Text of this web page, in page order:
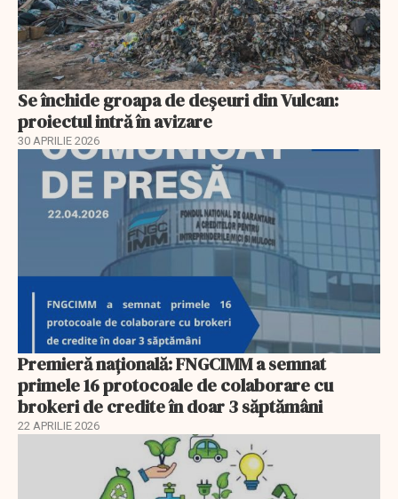
Se închide groapa de deșeuri din Vulcan:
proiectul intră în avizare
30 APRILIE 2026
Premieră națională: FNGCIMM a semnat
primele 16 protocoale de colaborare cu
brokeri de credite în doar 3 săptămâni
22 APRILIE 2026